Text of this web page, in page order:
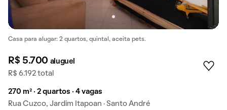
Casa para alugar: 2 quartos, quintal, aceita pets.
R$ 5.700 aluguel
R$ 6.192 total
270 m² · 2 quartos · 4 vagas
Rua Cuzco, Jardim Itapoan · Santo André